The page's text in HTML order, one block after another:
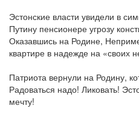
Эстонские власти увидели в
Путину пенсионере угрозу
Оказавшись на Родине,
квартире в надежде на «своих
Патриота вернули на Родину,
Радоваться надо! Ликовать!
мечту!